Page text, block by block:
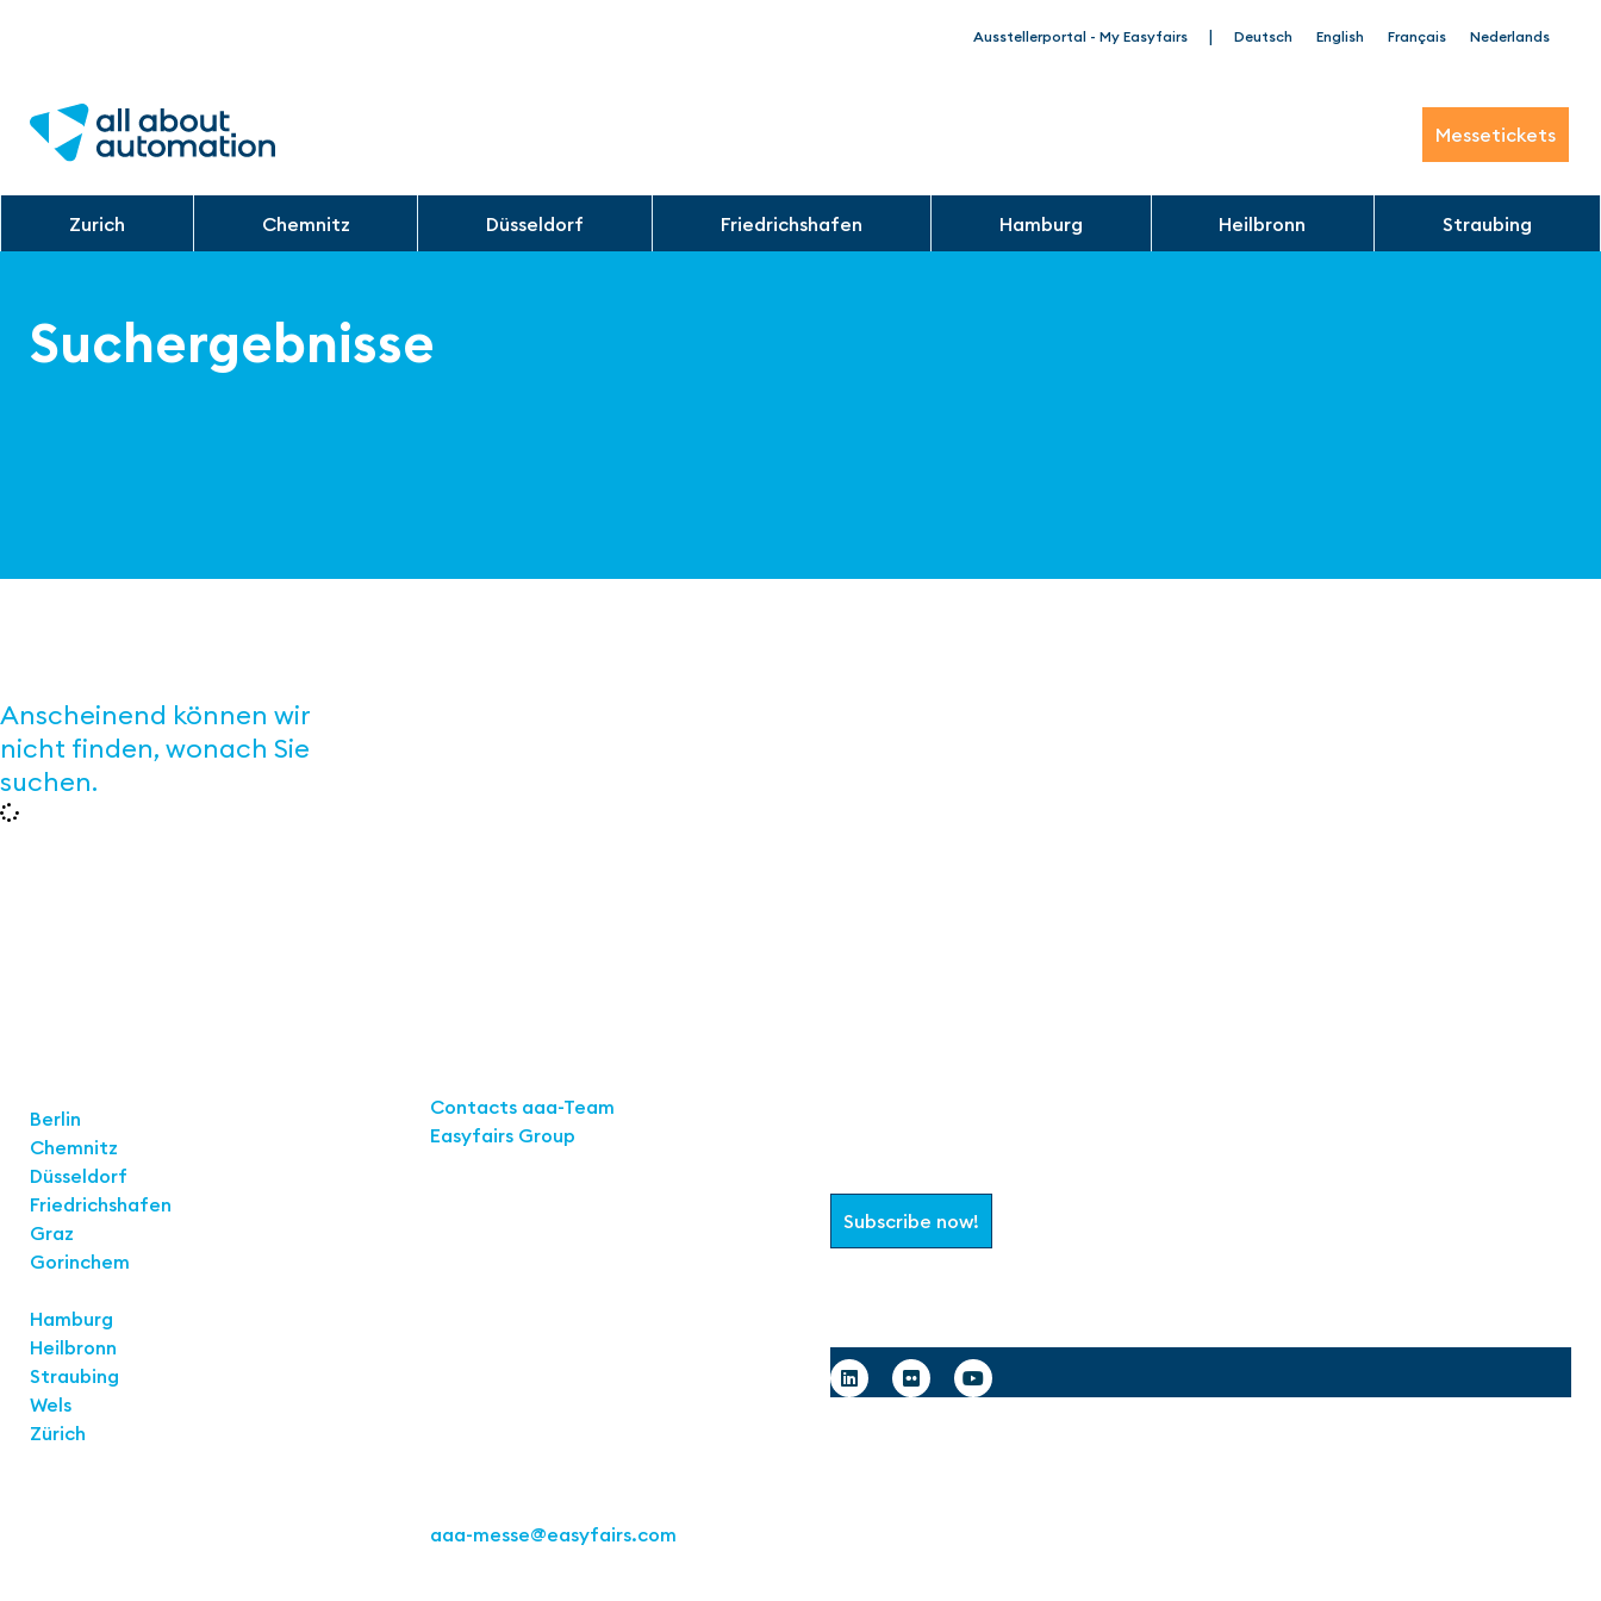
Ausstellerportal - My Easyfairs | Deutsch English Français Nederlands
Messetickets
Zurich Chemnitz Düsseldorf Friedrichshafen Hamburg Heilbronn Straubing
Suchergebnisse
Anscheinend können wir
nicht finden, wonach Sie
suchen.
Berlin
Chemnitz
Düsseldorf
Friedrichshafen
Graz
Gorinchem
Hamburg
Heilbronn
Straubing
Wels
Zürich
Contacts aaa-Team
Easyfairs Group
aaa-messe@easyfairs.com
Subscribe now!